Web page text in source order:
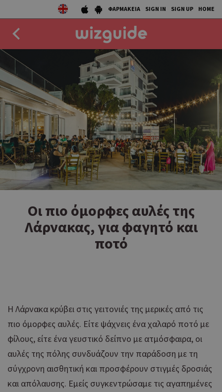
ΦΑΡΜΑΚΕΙΑ SIGN IN SIGN UP HOME
EAT
DRINK
50 BEST
AGENDA
COLLECTIONS
STORIES
Οι πιο όμορφες αυλές της
Λάρνακας, για φαγητό και
ποτό
Η Λάρνακα κρύβει στις γειτονιές της μερικές από τις
πιο όμορφες αυλές. Είτε ψάχνεις ένα χαλαρό ποτό με
φίλους, είτε ένα γευστικό δείπνο με ατμόσφαιρα, οι
αυλές της πόλης συνδυάζουν την παράδοση με τη
σύγχρονη αισθητική και προσφέρουν στιγμές δροσιάς
και απόλαυσης. Εμείς συγκεντρώσαμε τις αγαπημένες